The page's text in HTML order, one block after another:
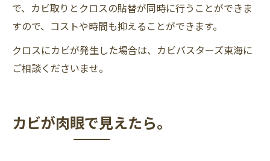
で、カビ取りとクロスの貼替が同時に行うことができま
すので、コストや時間も抑えることができます。
クロスにカビが発生した場合は、カビバスターズ東海に
ご相談くださいませ。
カビが肉眼で見えたら。